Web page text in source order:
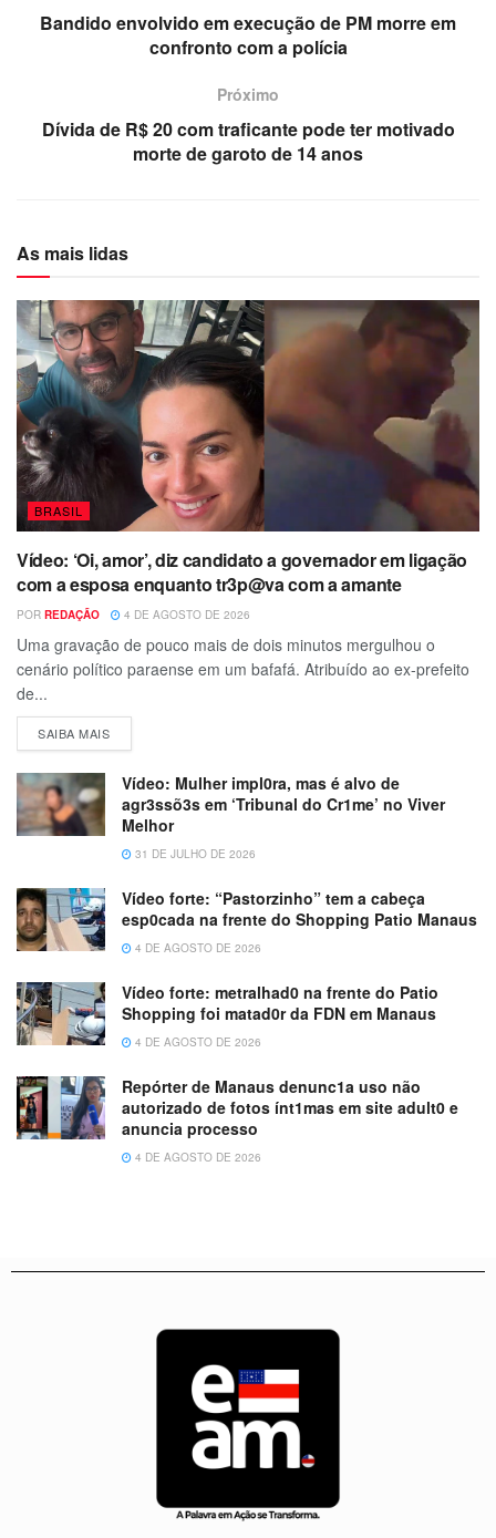
Bandido envolvido em execução de PM morre em
confronto com a polícia
Próximo
Dívida de R$ 20 com traficante pode ter motivado
morte de garoto de 14 anos
As mais lidas
BRASIL
Vídeo: ‘Oi, amor’, diz candidato a governador em ligação
com a esposa enquanto tr3p@va com a amante
POR REDAÇÃO 4 DE AGOSTO DE 2026
Uma gravação de pouco mais de dois minutos mergulhou o
cenário político paraense em um bafafá. Atribuído ao ex-prefeito
de...
SAIBA MAIS
Vídeo: Mulher impl0ra, mas é alvo de
agr3ssõ3s em ‘Tribunal do Cr1me’ no Viver
Melhor
31 DE JULHO DE 2026
Vídeo forte: “Pastorzinho” tem a cabeça
esp0cada na frente do Shopping Patio Manaus
4 DE AGOSTO DE 2026
Vídeo forte: metralhad0 na frente do Patio
Shopping foi matad0r da FDN em Manaus
4 DE AGOSTO DE 2026
Repórter de Manaus denunc1a uso não
autorizado de fotos ínt1mas em site adult0 e
anuncia processo
4 DE AGOSTO DE 2026